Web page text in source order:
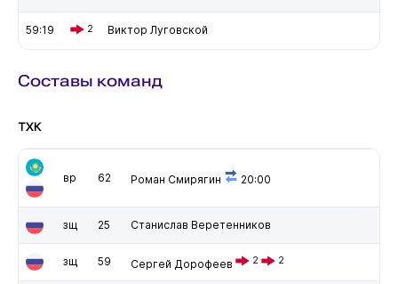
59:19 2 Виктор Луговской
Составы команд
ТХК
вр 62 Роман Смирягин 20:00
зщ 25 Станислав Веретенников
зщ 59 Сергей Дорофеев 2 2